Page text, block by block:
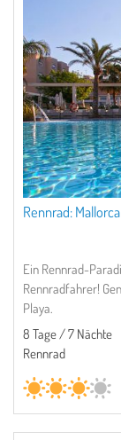
Rennrad:
Ein Rennrad-
Rennradfahrer!
Playa.
8 Tage / 7 Nächte
Rennrad